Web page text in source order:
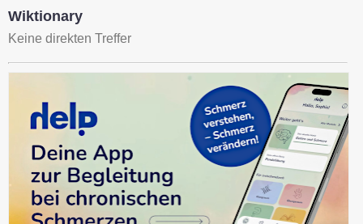
Wiktionary
Keine direkten Treffer